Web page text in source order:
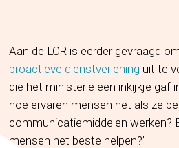
Aan de LCR is eerder gevraagd
proactieve dienstverlening uit te
die het ministerie een inkijkje gaf
hoe ervaren mensen het als ze
communicatiemiddelen werken?
mensen het beste helpen?’